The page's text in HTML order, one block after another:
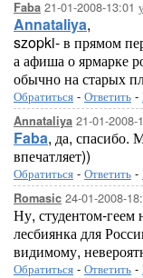
Faba 21-01-2008-13:01
Annataliya,
szopki- в прямом
а афиша о ярмарке
обычно на старых
Обратиться - Ответить -
Annataliya 21-01-2008-
Faba, да, спасибо.
впечатляет))
Обратиться - Ответить -
Romasic 24-01-2008-
Ну, студентом-геем
лесбиянка для
видимому,
Обратиться - Ответить -